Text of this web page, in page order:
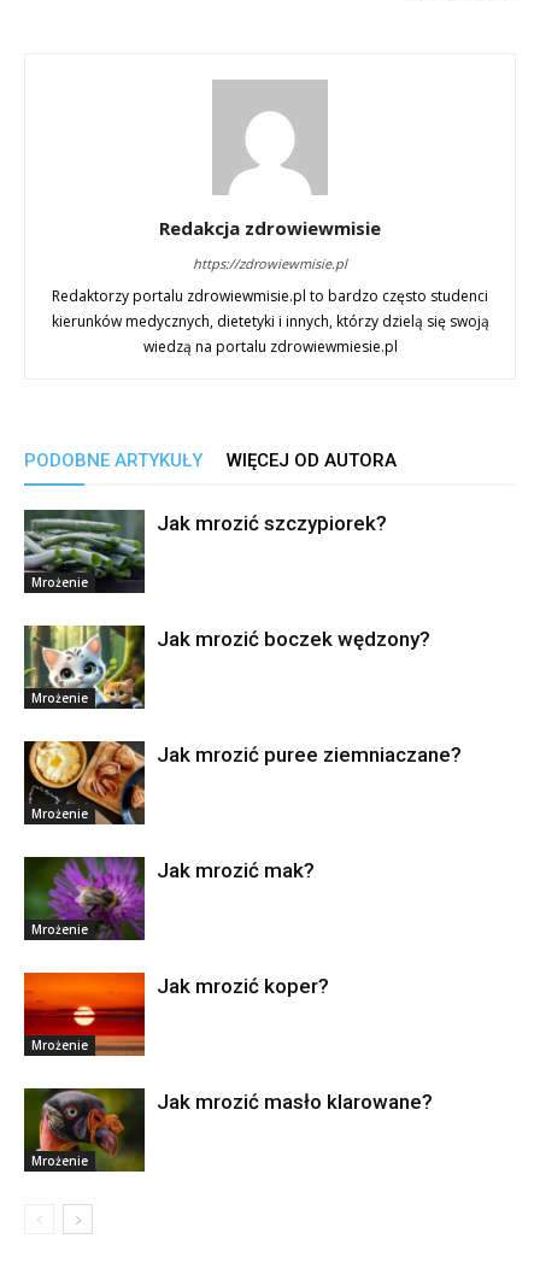
Redakcja zdrowiewmisie
https://zdrowiewmisie.pl
Redaktorzy portalu zdrowiewmisie.pl to bardzo często studenci
kierunków medycznych, dietetyki i innych, którzy dzielą się swoją
wiedzą na portalu zdrowiewmiesie.pl
PODOBNE ARTYKUŁY WIĘCEJ OD AUTORA
Mrożenie
Jak mrozić szczypiorek?
Mrożenie
Jak mrozić boczek wędzony?
Mrożenie
Jak mrozić puree ziemniaczane?
Mrożenie
Jak mrozić mak?
Mrożenie
Jak mrozić koper?
Mrożenie
Jak mrozić masło klarowane?